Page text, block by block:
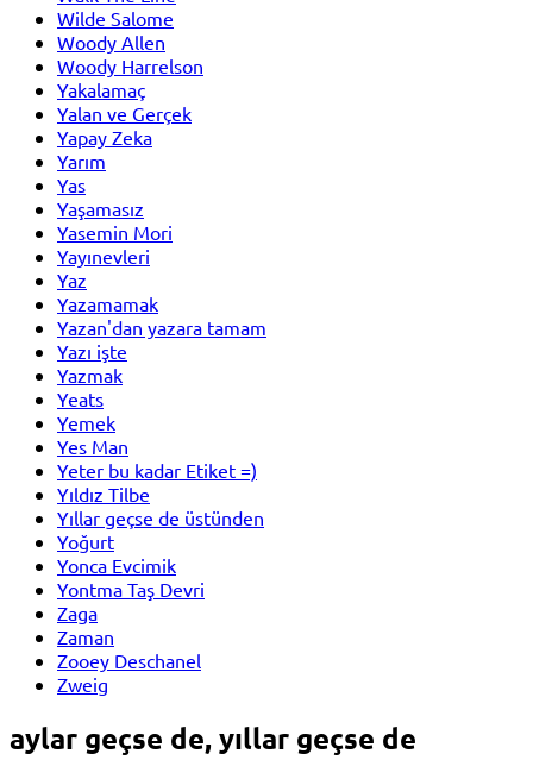
Wilde Salome
Woody Allen
Woody Harrelson
Yakalamaç
Yalan ve Gerçek
Yapay Zeka
Yarım
Yas
Yaşamasız
Yasemin Mori
Yayınevleri
Yaz
Yazamamak
Yazan'dan yazara tamam
Yazı işte
Yazmak
Yeats
Yemek
Yes Man
Yeter bu kadar Etiket =)
Yıldız Tilbe
Yıllar geçse de üstünden
Yoğurt
Yonca Evcimik
Yontma Taş Devri
Zaga
Zaman
Zooey Deschanel
Zweig
aylar geçse de, yıllar geçse de